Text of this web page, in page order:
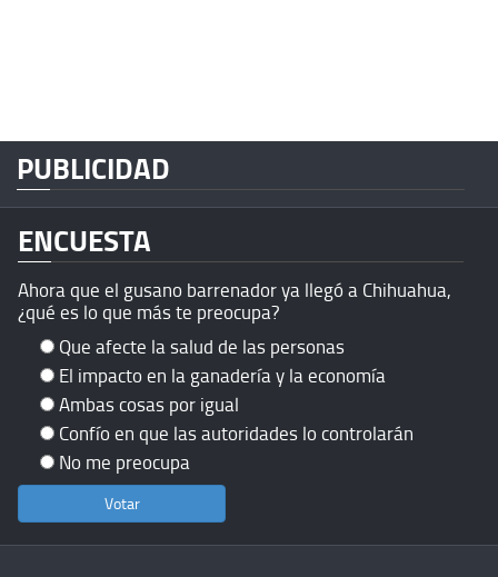
PUBLICIDAD
ENCUESTA
Ahora que el gusano barrenador ya llegó a Chihuahua,
¿qué es lo que más te preocupa?
Que afecte la salud de las personas
El impacto en la ganadería y la economía
Ambas cosas por igual
Confío en que las autoridades lo controlarán
No me preocupa